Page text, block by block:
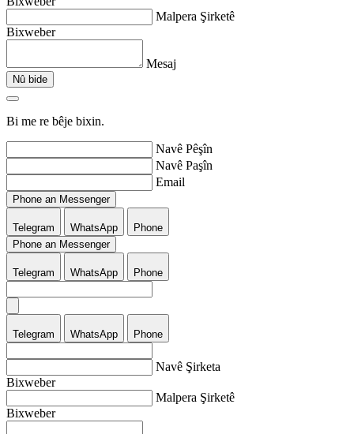
Malpera Şirketê
Bixweber
Mesaj
Nû bide
Bi me re bêje bixin.
Navê Pêşîn
Navê Paşîn
Email
Phone an Messenger
Telegram WhatsApp
Phone
Phone an Messenger
Telegram WhatsApp Phone
Telegram WhatsApp Phone
Navê Şirketa
Bixweber
Malpera Şirketê
Bixweber